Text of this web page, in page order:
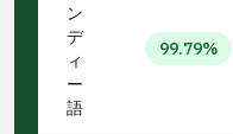
ン
デ
ィ
ー
語
99.79%